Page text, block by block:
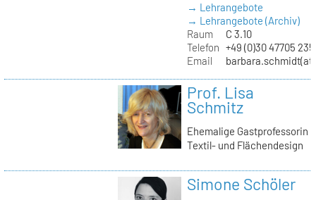
→ Lehrangebote
→ Lehrangebote (Archiv)
Raum
C 3.10
Telefon +49 (0)30 47705 235
Email
Prof. Lisa
Schmitz
Ehemalige Gastprofessorin
Textil- und Flächendesign
Simone Schöler